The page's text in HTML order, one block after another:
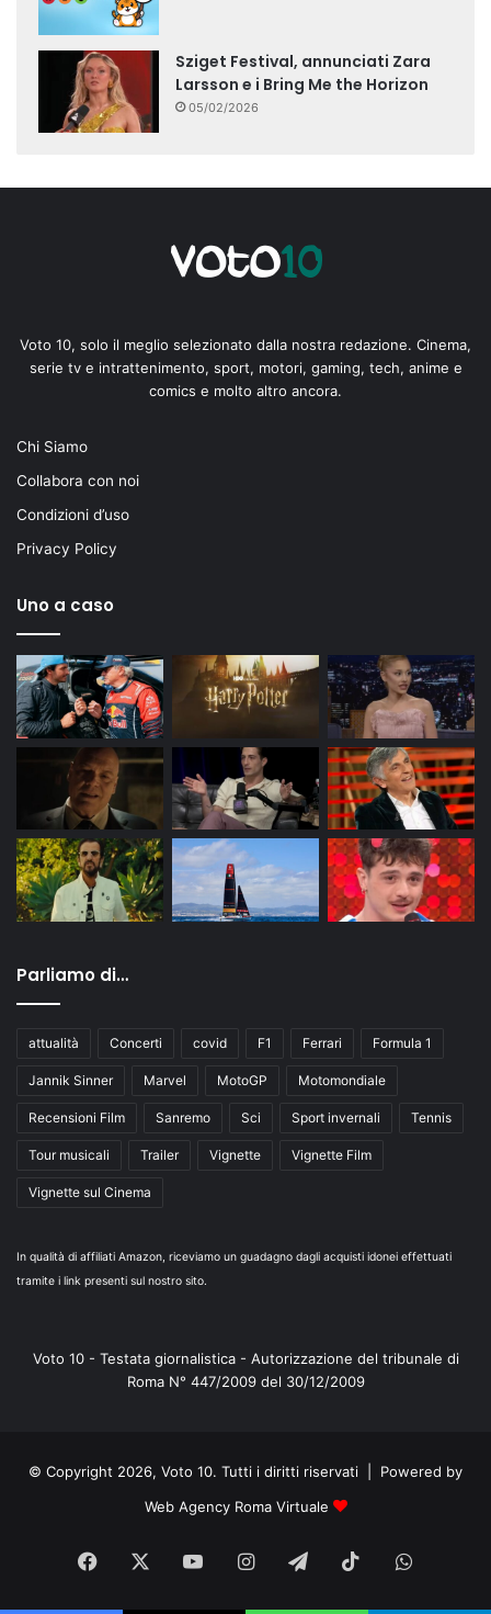
Sziget Festival, annunciati Zara
Larsson e i Bring Me the Horizon
05/02/2026
Voto 10, solo il meglio selezionato dalla nostra redazione. Cinema,
serie tv e intrattenimento, sport, motori, gaming, tech, anime e
comics e molto altro ancora.
Chi Siamo
Collabora con noi
Condizioni d’uso
Privacy Policy
Uno a caso
Parliamo di…
attualità Concerti covid F1 Ferrari Formula 1
Jannik Sinner Marvel MotoGP Motomondiale
Recensioni Film Sanremo Sci Sport invernali Tennis
Tour musicali Trailer Vignette Vignette Film
Vignette sul Cinema
In qualità di affiliati Amazon, riceviamo un guadagno dagli acquisti idonei effettuati
tramite i link presenti sul nostro sito.
Voto 10 - Testata giornalistica - Autorizzazione del tribunale di
Roma N° 447/2009 del 30/12/2009
© Copyright 2026, Voto 10. Tutti i diritti riservati | Powered by
Web Agency Roma Virtuale
Facebook You Instagram
TelegramTikTok